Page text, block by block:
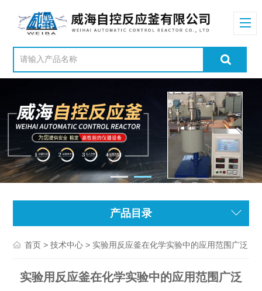
产品目录
首页 >技术中心 > 实验用反应釜在化学实验中的应用范围广泛
实验用反应釜在化学实验中的应用范围广泛